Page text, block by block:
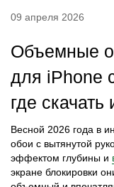
09 апреля 2026
Объемные
для iPhone
где скачать
Весной 2026 года в
обои с вытянутой
эффектом глубины и
экране блокировки